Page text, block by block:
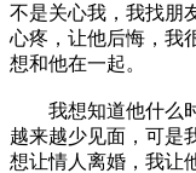
不是关心我，我找朋
心疼，让他后悔，我
想和他在一起。
我想知道他什么时
越来越少见面，可是
想让情人离婚，我让